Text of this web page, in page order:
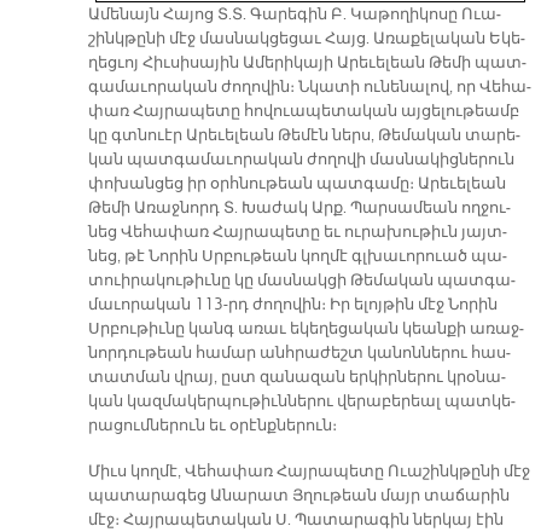
Ա­մե­նայն Հա­յոց Տ.Տ. Գա­րե­գին Բ. Կա­թո­ղի­կո­սը Ո­ւա­
շինկ­թը­նի մէջ մաս­նակ­ցե­ցաւ Հայց. Ա­ռա­քե­լա­կան Ե­կե­
ղեց­ւոյ Հիւ­սի­սա­յին Ա­մե­րի­կա­յի Ա­րե­ւե­լեան Թե­մի պատ­
գա­մա­ւո­րա­կան ժո­ղո­վին։ Նկա­տի ու­նե­նա­լով, որ Վե­հա­
փառ Հայ­րա­պե­տը հո­վուա­պե­տա­կան այ­ցե­լու­թեամբ
կը գտնուէր Ա­րե­ւե­լեան Թե­մէն ներս, Թե­մա­կան տա­րե­
կան պատ­գա­մա­ւո­րա­կան ժո­ղո­վի մաս­նա­կից­նե­րուն
փո­խան­ցեց իր օրհ­նու­թեան պատ­գա­մը։ Ա­րե­ւե­լեան
Թե­մի Ա­ռաջ­նորդ Տ. Խա­ժակ Արք. Պար­սա­մեան ող­ջու­
նեց Վե­հա­փառ Հայ­րա­պե­տը եւ ու­րա­խու­թիւն յայտ­
նեց, թէ Նո­րին Սրբու­թեան կող­մէ գլխա­ւո­րուած պա­
տուի­րա­կու­թիւ­նը կը մաս­նակ­ցի Թե­մա­կան պատ­գա­
մա­ւո­րա­կան 113-րդ ժո­ղո­վին։ Իր ե­լոյ­թին մէջ Նո­րին
Սրբու­թիւ­նը կանգ ա­ռաւ ե­կե­ղե­ցա­կան կեան­քի ա­ռաջ­
նոր­դու­թեան հա­մար անհ­րա­ժեշտ կա­նոն­նե­րու հաս­
տատ­ման վրայ, ըստ զա­նա­զան եր­կիր­նե­րու կրօ­նա­
կան կազ­մա­կեր­պու­թիւն­նե­րու վե­րա­բե­րեալ պատ­կե­
րա­ցում­նե­րուն եւ օ­րէնք­նե­րուն։
Միւս կող­մէ, Վե­հա­փառ Հայ­րա­պե­տը Ո­ւա­շինկ­թը­նի մէջ
պա­տա­րա­գեց Ա­նա­րատ Յղու­թեան մայր տա­ճա­րին
մէջ։ Հայ­րա­պե­տա­կան Ս. Պա­տա­րա­գին ներ­կայ էին